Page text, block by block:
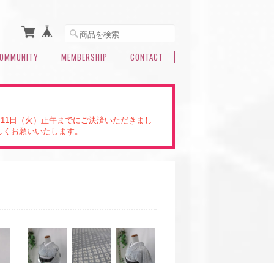
MEMBERSHIP CONTACT
日（火）正午までにご決済いただきまし
お願いいたします。